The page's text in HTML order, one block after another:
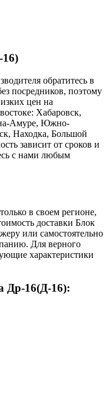
обратитесь в
посредников, поэтому
цен на
Хабаровск,
на-Амуре, Южно-
Находка, Большой
зависит от сроков и
с нами любым
в своем регионе,
доставки Блок
или самостоятельно
Для верного
характеристики
Др-16(Д-16):